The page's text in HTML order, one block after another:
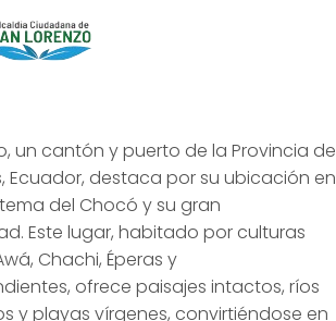
un cantón y puerto de la Provincia de
Ecuador, destaca por su ubicación en
del Chocó y su gran
Este lugar, habitado por culturas
Chachi, Éperas y
ofrece paisajes intactos, ríos
y playas vírgenes, convirtiéndose en